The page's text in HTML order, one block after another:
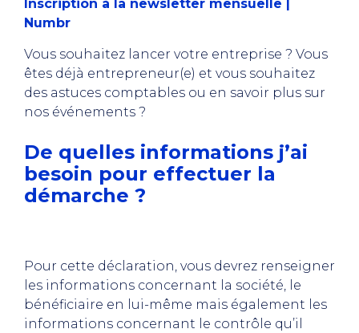
Inscription à la newsletter mensuelle |
Numbr
Vous souhaitez lancer votre entreprise ? Vous
êtes déjà entrepreneur(e) et vous souhaitez
des astuces comptables ou en savoir plus sur
nos événements ?
De quelles informations j’ai
besoin pour effectuer la
démarche ?
Pour cette déclaration, vous devrez renseigner
les informations concernant la société, le
bénéficiaire en lui-même mais également les
informations concernant le contrôle qu’il